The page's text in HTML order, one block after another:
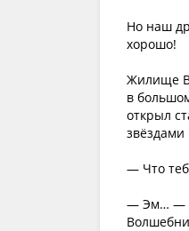
Но наш
хорошо!
Жилище
в
открыл
— Что
— Эм… —